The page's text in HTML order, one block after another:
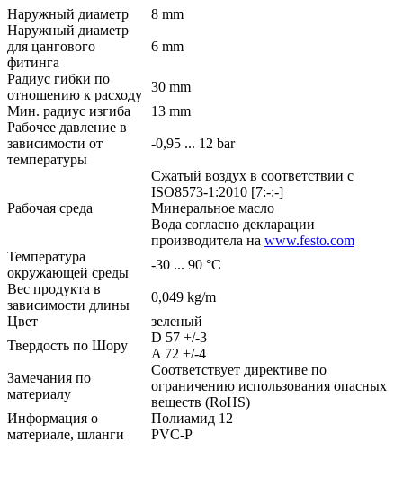
Наружный диаметр
8 mm
Наружный диаметр
для цангового
фитинга
6 mm
Радиус гибки по
отношению к расходу
30 mm
Мин. радиус изгиба
13 mm
Рабочее давление в
зависимости от
температуры
-0,95 ... 12 bar
Рабочая среда
Сжатый воздух в соответствии с
ISO8573-1:2010 [7:-:-]
Минеральное масло
Вода согласно декларации
производитела на www.festo.com
Температура
окружающей среды
-30 ... 90 °C
Вес продукта в
зависимости длины
0,049 kg/m
Цвет
зеленый
Твердость по Шору
D 57 +/-3
A 72 +/-4
Замечания по
материалу
Соответствует директиве по
ограничению использования опасных
веществ (RoHS)
Информация о
материале, шланги
Полиамид 12
PVC-P